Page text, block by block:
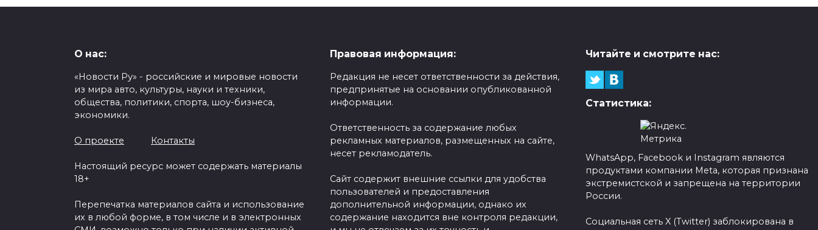
О нас:
«Новости Ру» - российские и мировые новости
из мира авто, культуры, науки и техники,
общества, политики, спорта, шоу-бизнеса,
экономики.
О проекте Контакты
Настоящий ресурс может содержать материалы
18+
Перепечатка материалов сайта и использование
их в любой форме, в том числе и в электронных
Правовая информация:
Редакция не несет ответственности за действия,
предпринятые на основании опубликованной
информации.
Ответственность за содержание любых
рекламных материалов, размещенных на сайте,
несет рекламодатель.
Сайт содержит внешние ссылки для удобства
пользователей и предоставления
дополнительной информации, однако их
содержание находится вне контроля редакции,
Читайте и смотрите нас:
Статистика:
WhatsApp, Facebook и Instagram являются
продуктами компании Meta, которая признана
экстремистской и запрещена на территории
России.
Социальная сеть X (Twitter) заблокирована в